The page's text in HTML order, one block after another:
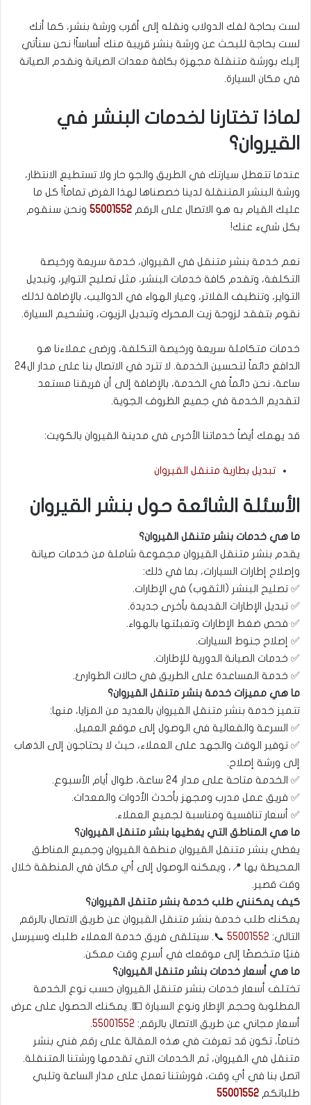
لست بحاجة لفك الدولاب ونقله إلى أقرب ورشة بنشر، كما أنك
لست بحاجة للبحث عن ورشة بنشر قريبة منك أساساً! نحن سنأتي
إليك بورشة متنقلة مجهزة بكافة معدات الصيانة ونقدم الصيانة
في مكان السيارة.
لماذا تختارنا لخدمات البنشر في
القيروان؟
عندما تتعطل سيارتك في الطريق والجو حار ولا تستطيع الانتظار،
ورشة البنشر المتنقلة لدينا خصصناها لهذا الغرض تماماً! كل ما
عليك القيام به هو الاتصال على الرقم 55001552 ونحن سنقوم
بكل شيء عنك!
نعم خدمة بنشر متنقل في القيروان، خدمة سريعة ورخيصة
التكلفة، وتقدم كافة خدمات البنشر، مثل تصليح التواير، وتبديل
التواير، وتنظيف الفلاتر، وعيار الهواء في الدواليب، بالإضافة لذلك
نقوم بتفقد لزوجة زيت المحرك وتبديل الزيوت، وتشحيم السيارة.
خدمات متكاملة سريعة ورخيصة التكلفة، ورضى عملاءنا هو
الدافع دائماً لتحسين الخدمة. لا تترد في الاتصال بنا على مدار ال24
ساعة، نحن دائماً في الخدمة، بالإضافة إلى أن فريقنا مستعد
لتقديم الخدمة في جميع الظروف الجوية.
قد يهمك أيضاً خدماتنا الأخرى في مدينة القيروان بالكويت:
تبديل بطارية متنقل القيروان
الأسئلة الشائعة حول بنشر القيروان
ما هي خدمات بنشر متنقل القيروان؟
يقدم بنشر متنقل القيروان مجموعة شاملة من خدمات صيانة
وإصلاح إطارات السيارات، بما في ذلك:
✅ تصليح البنشر (الثقوب) في الإطارات.
✅ تبديل الإطارات القديمة بأخرى جديدة.
✅ فحص ضغط الإطارات وتعبئتها بالهواء.
✅ إصلاح جنوط السيارات.
✅ خدمات الصيانة الدورية للإطارات.
✅ خدمة المساعدة على الطريق في حالات الطوارئ.
ما هي مميزات خدمة بنشر متنقل القيروان؟
تتميز خدمة بنشر متنقل القيروان بالعديد من المزايا، منها:
✅ السرعة والفعالية في الوصول إلى موقع العميل.
✅ توفير الوقت والجهد على العملاء، حيث لا يحتاجون إلى الذهاب
إلى ورشة إصلاح.
✅ الخدمة متاحة على مدار 24 ساعة، طوال أيام الأسبوع.
✅ فريق عمل مدرب ومجهز بأحدث الأدوات والمعدات.
✅ أسعار تنافسية ومناسبة لجميع العملاء.
ما هي المناطق التي يغطيها بنشر متنقل القيروان؟
يغطي بنشر متنقل القيروان منطقة القيروان وجميع المناطق
المحيطة بها 📍، ويمكنه الوصول إلى أي مكان في المنطقة خلال
وقت قصير.
كيف يمكنني طلب خدمة بنشر متنقل القيروان؟
يمكنك طلب خدمة بنشر متنقل القيروان عن طريق الاتصال بالرقم
التالي: 55001552 📞. سيتلقى فريق خدمة العملاء طلبك وسيرسل
فنيًا متخصصًا إلى موقعك في أسرع وقت ممكن.
ما هي أسعار خدمات بنشر متنقل القيروان؟
تختلف أسعار خدمات بنشر متنقل القيروان حسب نوع الخدمة
المطلوبة وحجم الإطار ونوع السيارة 💵. يمكنك الحصول على عرض
أسعار مجاني عن طريق الاتصال بالرقم: 55001552
.
ختاماً، تكون قد تعرفت في هذه المقالة على رقم فني بنشر
متنقل في القيروان، ثم الخدمات التي تقدمها ورشتنا المتنقلة.
اتصل بنا في أي وقت، فورشتنا تعمل على مدار الساعة وتلبي
طلباتكم 55001552